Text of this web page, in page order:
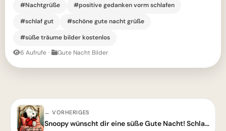
#Nachtgrüße
#positive gedanken vorm schlafen
#schlaf gut
#schöne gute nacht grüße
#süße träume bilder kostenlos
6 Aufrufe · Gute Nacht Bilder
← VORHERIGES
Snoopy wünscht dir eine süße Gute Nacht! Schlaft gut und träumt schön.